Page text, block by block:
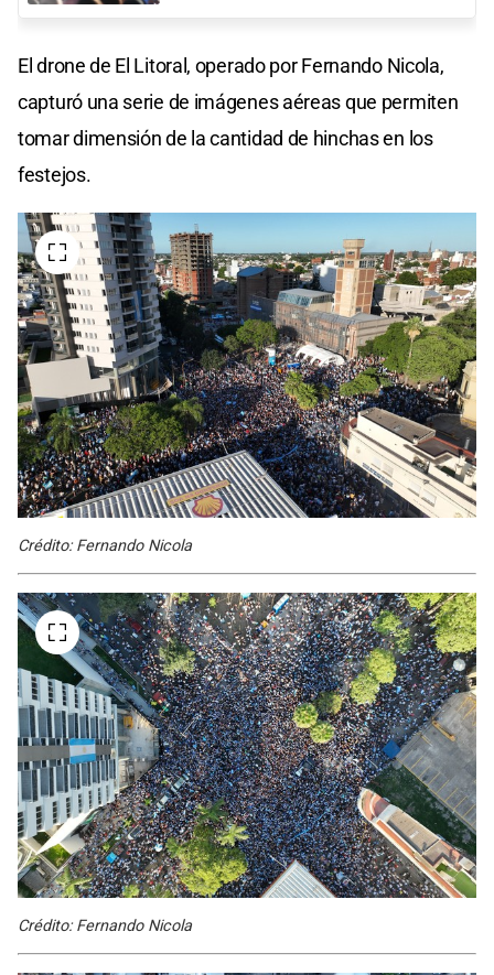
El drone de El Litoral, operado por Fernando Nicola,
capturó una serie de imágenes aéreas que permiten
tomar dimensión de la cantidad de hinchas en los
festejos.
Crédito: Fernando Nicola
Crédito: Fernando Nicola